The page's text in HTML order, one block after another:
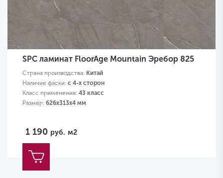
SPC ламинат FloorAge Mountain Эребор 825
Страна производства: Китай
Наличие фаски: с 4-х сторон
Класс применения: 43 класс
Размер: 626х313х4 мм
1 190 руб. м2